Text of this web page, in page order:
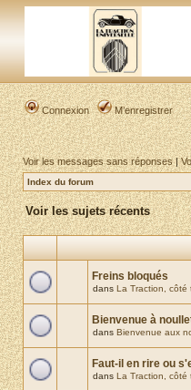
Connexion M’enregistrer
Voir les messages sans réponses|
Index du forum
Voir les sujets récents
Freins bloqués
dans La Traction, côté
Bienvenue à
dans Bienvenue aux
Faut-il en rire ou
dans La Traction, côté